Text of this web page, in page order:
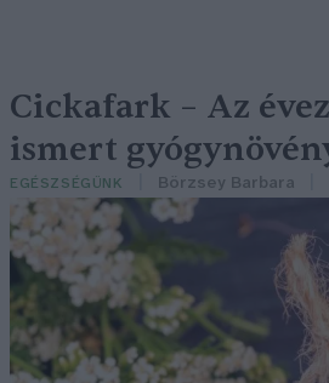
Cickafark – Az
ismert
EGÉSZSÉGÜNK Börzsey Barbara